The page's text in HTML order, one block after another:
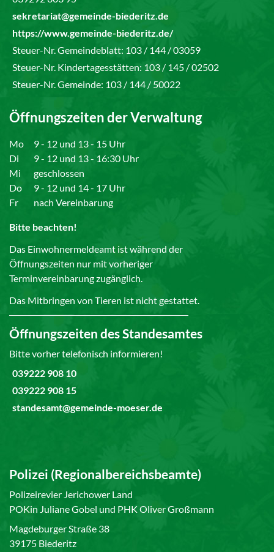
sekretariat@gemeinde-biederitz.de
https://www.gemeinde-biederitz.de/
Steuer-Nr. Gemeindeblatt: 103 / 144 / 03059
Steuer-Nr. Kindertagesstätten: 103 / 145 / 02502
Steuer-Nr. Gemeinde: 103 / 144 / 50022
Öffnungszeiten der Verwaltung
Mo
9 - 12 und 13 - 15 Uhr
Di
9 - 12 und 13 - 16:30 Uhr
Mi
geschlossen
Do
9 - 12 und 14 - 17 Uhr
Fr
nach Vereinbarung
Bitte beachten!
Das Einwohnermeldeamt ist während der
Öffnungszeiten nur mit vorheriger
Terminvereinbarung zugänglich.
Das Mitbringen von Tieren ist nicht gestattet.
Öffnungszeiten des Standesamtes
Bitte vorher telefonisch informieren!
039222 908 10
039222 908 15
standesamt@gemeinde-moeser.de
Polizei (Regionalbereichsbeamte)
Polizeirevier Jerichower Land
POKin Juliane Gobel und PHK Oliver Großmann
Magdeburger Straße 38
39175 Biederitz